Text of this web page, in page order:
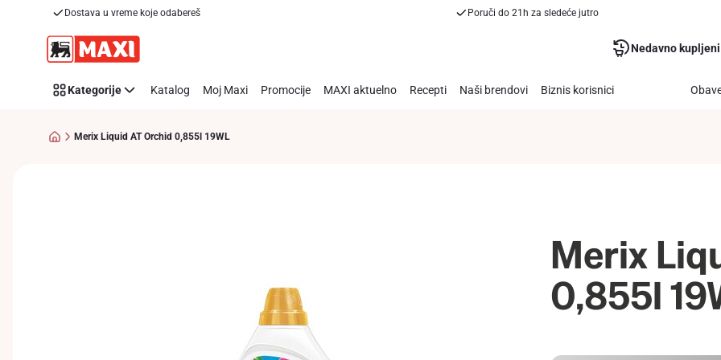
Dostava u vreme koje odabereš Poruči do 21h za sledeće jutro
Nedavno
Kategorije Katalog Moj Maxi Promocije MAXI aktuelno Recepti Naši brendovi Biznis korisnici
Merix Liquid AT Orchid 0,855l 19WL
Merix
0,855l